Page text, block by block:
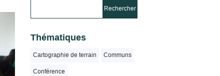
Thématiques
Cartographie de terrain Communs
Conférence